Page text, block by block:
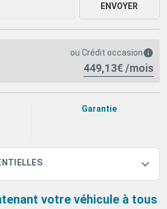
ENVOYER
ou Crédit occasion
449,13€ /mois
Garantie
votre véhicule à tous